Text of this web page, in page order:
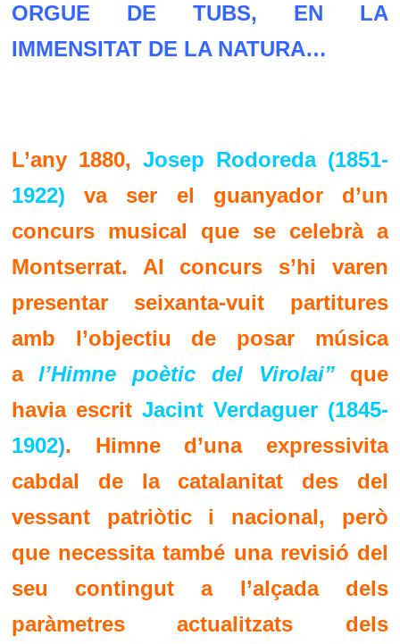
ORGUE DE TUBS, EN LA
IMMENSITAT DE LA NATURA…
L’any 1880,Josep Rodoreda (1851-
1922)va ser el guanyador d’un
concurs musical que se celebrà a
Montserrat. Al concurs s’hi varen
presentar seixanta-vuit partitures
amb l’objectiu de posar música
al’Himne poètic del Virolai”
que
havia escrit Jacint Verdaguer (1845-
1902). Himne d’una expressivita
cabdal de la catalanitat des del
vessant patriòtic i nacional, però
que necessita també una revisió del
seu contingut a l’alçada dels
paràmetres actualitzats dels